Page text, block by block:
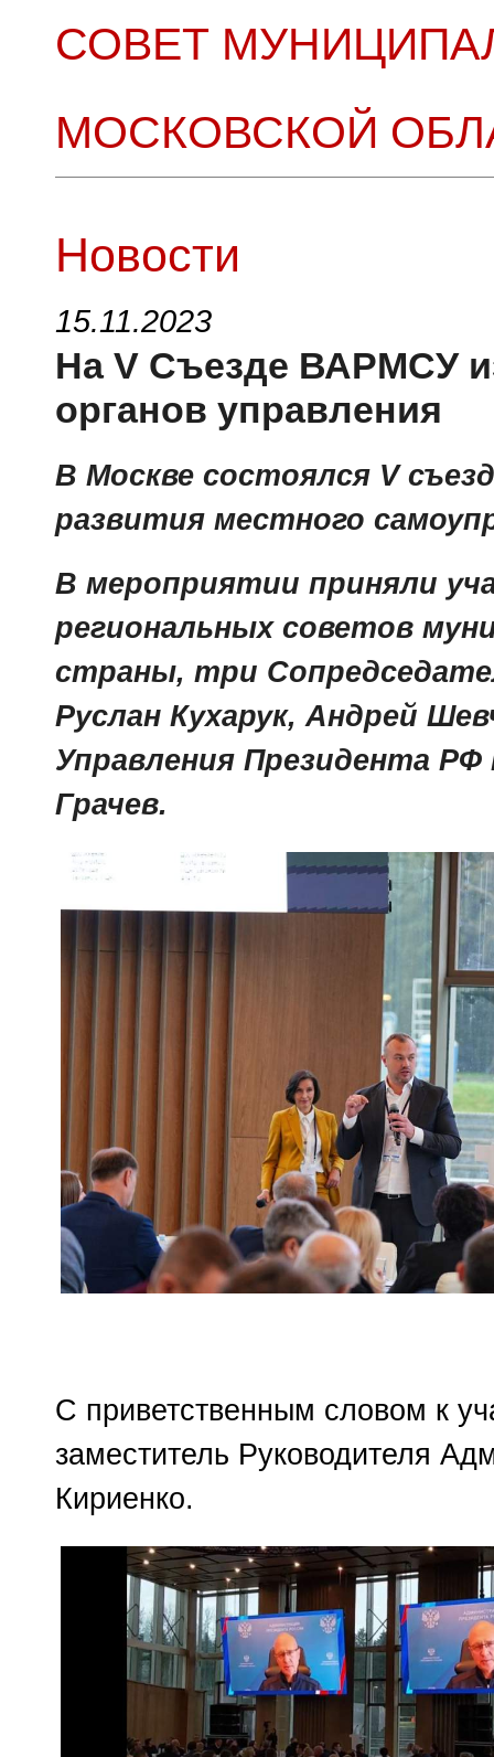
СОВЕТ
МОСКОВСКОЙ
Новости
15.11.2023
На V Съезде ВАРМСУ
органов управления
В Москве состоялся V
развития местного
В мероприятии приняли
региональных советов
страны, три
Руслан Кухарук, Андрей
Управления Президента
Грачев.
С приветственным словом к
заместитель Руководителя
Кириенко.